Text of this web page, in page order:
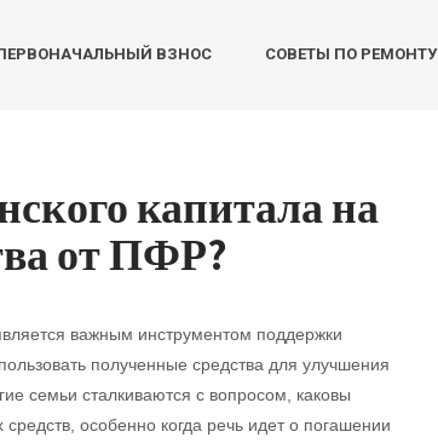
ВЗНОС СОВЕТЫ ПО РЕМОНТУ
капитала на
от ПФР?
важным инструментом поддержки
полученные средства для улучшения
семьи сталкиваются с вопросом, каковы
средств, особенно когда речь идет о погашении